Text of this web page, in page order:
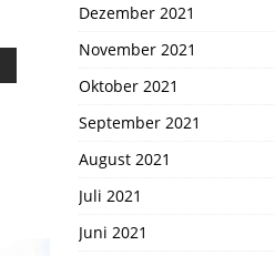
Dezember 2021
November 2021
Oktober 2021
September 2021
August 2021
Juli 2021
Juni 2021